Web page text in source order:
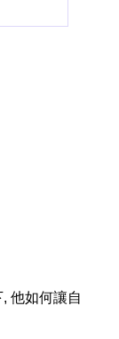
他如何讓自